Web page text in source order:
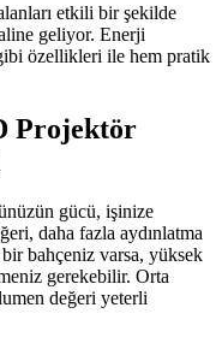
etkili bir şekilde
geliyor. Enerji
gibi özellikleri ile hem pratik
Projektör
gücü, işinize
daha fazla aydınlatma
bahçeniz varsa, yüksek
gerekebilir. Orta
değeri yeterli